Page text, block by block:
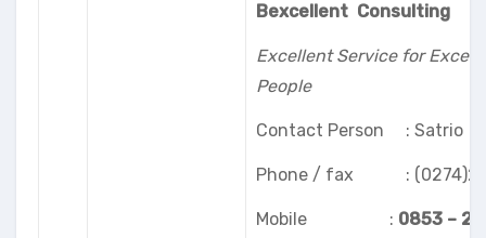
Bexcellent Consulting
Excellent Service for
People
Contact Person : Satrio
Phone / fax :
Mobile : 0853 –